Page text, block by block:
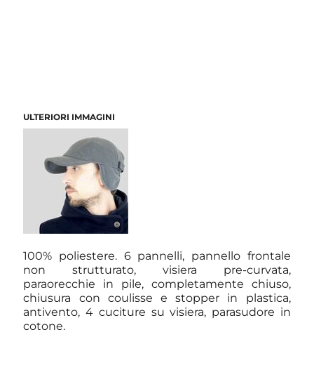
ULTERIORI IMMAGINI
100% poliestere. 6 pannelli, pannello frontale
non strutturato, visiera pre-curvata,
paraorecchie in pile, completamente chiuso,
chiusura con coulisse e stopper in plastica,
antivento, 4 cuciture su visiera, parasudore in
cotone.